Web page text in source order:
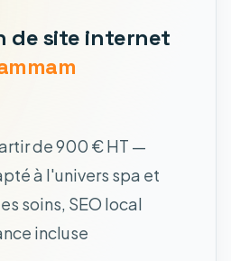
de site internet
de 900 € HT —
à l'univers spa et
soins, SEO local
incluse